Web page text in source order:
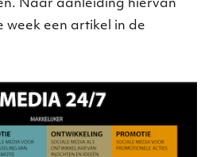
Naar aanleiding hiervan
week een artikel in de